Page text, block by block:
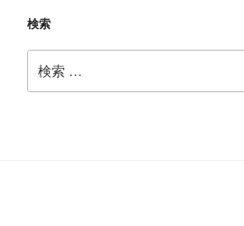
シ
ョ
ン
検索
索: